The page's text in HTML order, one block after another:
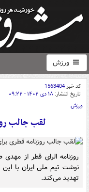
ورزش
کد خبر1563404
تاریخ انتشار: ۱۸ دی ۱۴۰۲ - ۰۹:۲۲
ورزش
لقب جالب
روزنامه الرای قطر از
نوشت تیم ملی ایران با
تهدید می‌کند.